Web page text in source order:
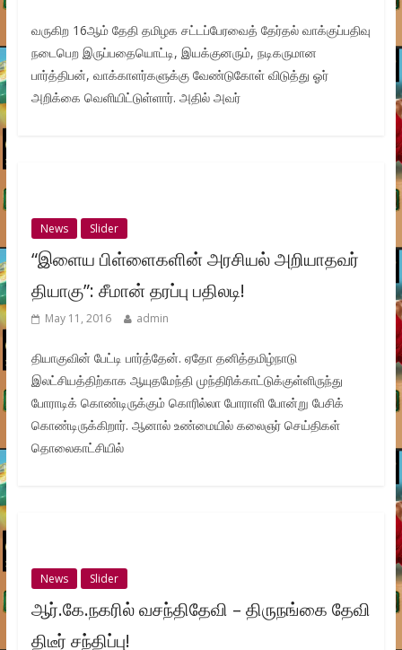
வருகிற 16ஆம் தேதி தமிழக சட்டப்பேரவைத் தேர்தல் வாக்குப்பதிவு
நடைபெற இருப்பதையொட்டி, இயக்குனரும், நடிகருமான
பார்த்திபன், வாக்காளர்களுக்கு வேண்டுகோள் விடுத்து ஓர்
அறிக்கை வெளியிட்டுள்ளார். அதில் அவர்
News Slider
“இளைய பிள்ளைகளின் அரசியல் அறியாதவர்
தியாகு”: சீமான் தரப்பு பதிலடி!
May 11, 2016 admin
தியாகுவின் பேட்டி பார்த்தேன். ஏதோ தனித்தமிழ்நாடு
இலட்சியத்திற்காக ஆயுதமேந்தி முந்திரிக்காட்டுக்குள்ளிருந்து
போராடிக் கொண்டிருக்கும் கொரில்லா போராளி போன்று பேசிக்
கொண்டிருக்கிறார். ஆனால் உண்மையில் கலைஞர் செய்திகள்
தொலைகாட்சியில்
News Slider
ஆர்.கே.நகரில் வசந்திதேவி – திருநங்கை தேவி
திடீர் சந்திப்பு!